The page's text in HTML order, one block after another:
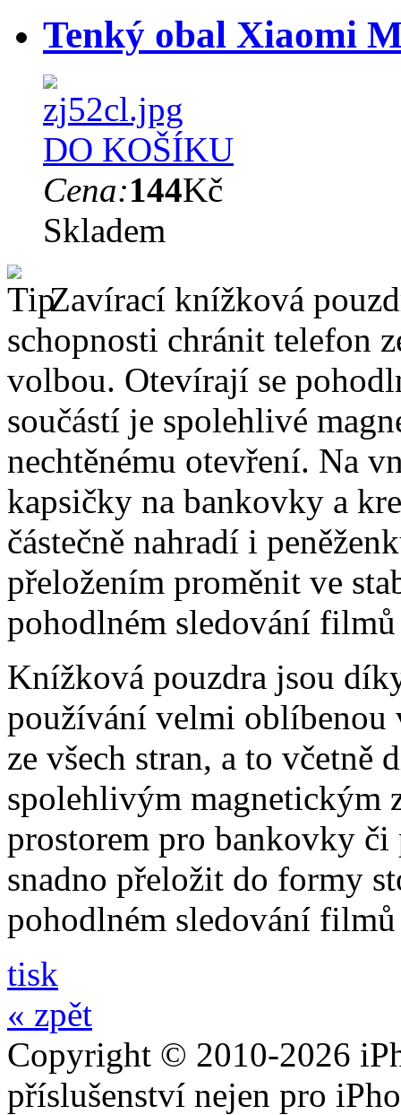
Tenký obal Xiaomi
DO KOŠÍKU
Cena:144Kč
Skladem
Zavírací knížková
schopnosti chránit telefon
volbou. Otevírají se
součástí je spolehlivé
nechtěnému otevření. Na
kapsičky na bankovky a
částečně nahradí i
přeložením proměnit ve
pohodlném sledování
Knížková pouzdra jsou
používání velmi oblíbenou
ze všech stran, a to včetně
spolehlivým magnetickým
prostorem pro bankovky
snadno přeložit do formy
pohodlném sledování
tisk
« zpět
Copyright © 2010-2026
příslušenství nejen pro